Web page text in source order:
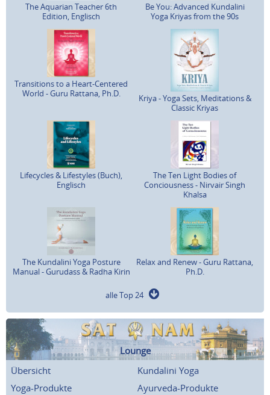
The Aquarian Teacher 6th
Edition, Englisch
Be You: Advanced Kundalini
Yoga Kriyas from the 90s
Transitions to a Heart-Centered
World - Guru Rattana, Ph.D.
Kriya - Yoga Sets, Meditations &
Classic Kriyas
Lifecycles & Lifestyles (Buch),
Englisch
The Ten Light Bodies of
Conciousness - Nirvair Singh
Khalsa
The Kundalini Yoga Posture
Manual - Gurudass & Radha Kirin
Relax and Renew - Guru Rattana,
Ph.D.
alle Top 24
Lounge
Übersicht
Kundalini Yoga
Yoga-Produkte
Ayurveda-Produkte